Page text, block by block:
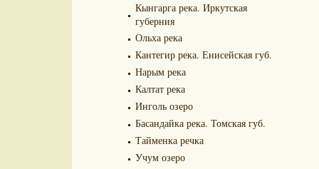
Кынгарга река. Иркутская
губерния
Ольха река
Кантегир река. Енисейская губ.
Нарым река
Калтат река
Инголь озеро
Басандайка река. Томская губ.
Тайменка речка
Учум озеро